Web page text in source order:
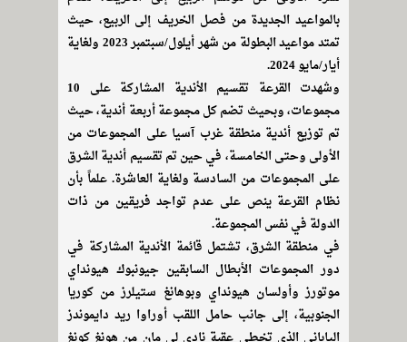
بالمواعيد الجديدة من فصل الخريف إلى الربيع، حيث
تمتد مواعيد البطولة من شهر أيلول/سبتمبر 2023 ولغاية
أيار/مايو 2024.
وشهدت القرعة تقسيم الأندية المشاركة على 10
مجموعات، وبحيث تضم كل مجموعة أربعة أندية، حيث
تم توزيع أندية منطقة غرب آسيا على المجموعات من
الأولى وحتى الخامسة، في حين تم تقسيم أندية الشرق
على المجموعات من السادسة ولغاية العاشرة. علماً بأن
نظام القرعة ينص على عدم تواجد فريقين من ذات
الدولة في نفس المجموعة.
في منطقة الشرق، تشتمل قائمة الأندية المشاركة في
دور المجموعات الأبطال السابقين جيونبوك هيونداي
موتورز وأولسان هيونداي وبوهانغ ستيلرز من كوريا
الجنوبية، إلى جانب حامل اللقب أوراوا ريد دايموندز